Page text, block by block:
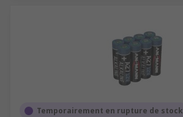
Temporairement en rupture de stock